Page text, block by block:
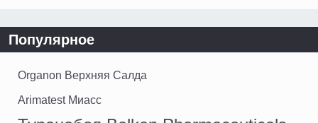
Популярное
Organon Верхняя Салда
Arimatest Миасс